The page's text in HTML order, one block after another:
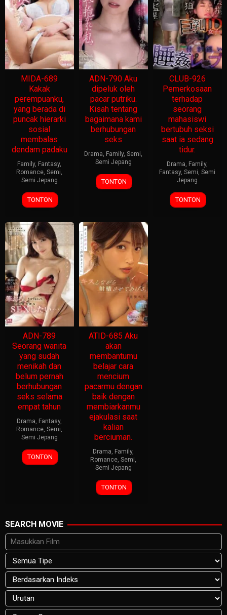
MIDA-689
Kakak
perempuanku,
yang berada di
puncak hierarki
sosial
membalas
dendam padaku
Family, Fantasy,
Romance,Semi,
Semi Jepang
TONTON
ADN-790 Aku
dipeluk oleh
pacar putriku.
Kisah tentang
bagaimana kami
berhubungan
seks
Drama, Family,Semi,
Semi Jepang
TONTON
CLUB-926
Pemerkosaan
terhadap
seorang
mahasiswi
bertubuh seksi
saat ia sedang
tidur.
Drama, Family,
Fantasy,Semi,Semi
Jepang
TONTON
ADN-789
Seorang wanita
yang sudah
menikah dan
belum pernah
berhubungan
seks selama
empat tahun
Drama, Fantasy,
Romance,Semi,
Semi Jepang
TONTON
ATID-685 Aku
akan
membantumu
belajar cara
mencium
pacarmu dengan
baik dengan
membiarkanmu
ejakulasi saat
kalian
berciuman.
Drama, Family,
Romance,Semi,
Semi Jepang
TONTON
SEARCH MOVIE